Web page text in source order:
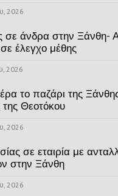
2026
σε άνδρα στην Ξάνθη-
έλεγχο μέθης
2026
το παζάρι της
Θεοτόκου
2026
σε εταιρία με
στην Ξάνθη
2026